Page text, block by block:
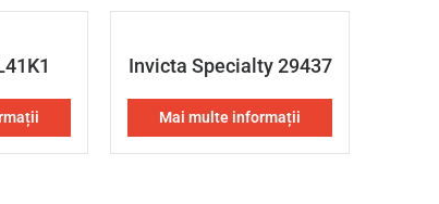
Invicta Specialty 29437
Mai multe informații